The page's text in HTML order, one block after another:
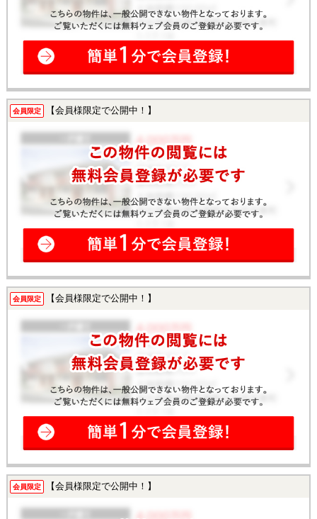
会員限定 【会員様限定で公開中！】
会員限定 【会員様限定で公開中！】
会員限定 【会員様限定で公開中！】